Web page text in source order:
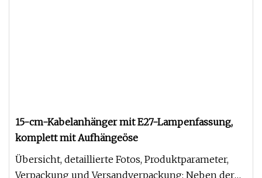
15-cm-Kabelanhänger mit E27-Lampenfassung,
komplett mit Aufhängeöse
Übersicht, detaillierte Fotos, Produktparameter,
Verpackung und Versandverpackung: Neben der